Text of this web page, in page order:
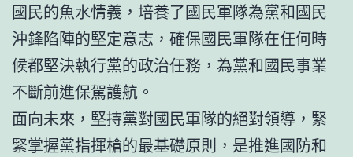
國民的魚水情義，培養了國民軍隊為黨和國民
沖鋒陷陣的堅定意志，確保國民軍隊在任何時
候都堅決執行黨的政治任務，為黨和國民事業
不斷前進保駕護航。
面向未來，堅持黨對國民軍隊的絕對領導，緊
緊掌握黨指揮槍的最基礎原則，是推進國防和